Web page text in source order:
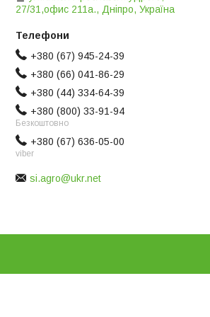
27/31,офис 211а., Дніпро, Україна
+380 (67) 945-24-39
+380 (66) 041-86-29
+380 (44) 334-64-39
+380 (800) 33-91-94
Безкоштовно
+380 (67) 636-05-00
viber
si.agro@ukr.net